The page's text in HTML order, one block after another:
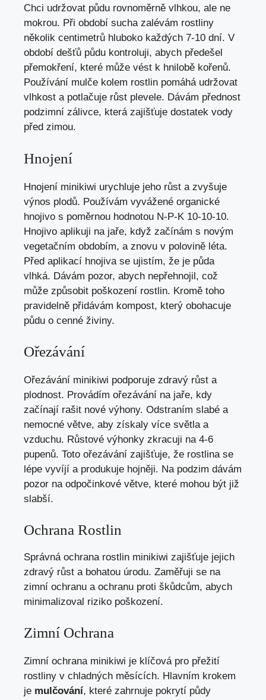
Chci udržovat půdu rovnoměrně vlhkou, ale ne
mokrou. Při období sucha zalévám rostliny
několik centimetrů hluboko každých 7-10 dní. V
období dešťů půdu kontroluji, abych předešel
přemokření, které může vést k hnilobě kořenů.
Používání mulče kolem rostlin pomáhá udržovat
vlhkost a potlačuje růst plevele. Dávám přednost
podzimní zálivce, která zajišťuje dostatek vody
před zimou.
Hnojení
Hnojení minikiwi urychluje jeho růst a zvyšuje
výnos plodů. Používám vyvážené organické
hnojivo s poměrnou hodnotou N-P-K 10-10-10.
Hnojivo aplikuji na jaře, když začínám s novým
vegetačním obdobím, a znovu v polovině léta.
Před aplikací hnojiva se ujistím, že je půda
vlhká. Dávám pozor, abych nepřehnojil, což
může způsobit poškození rostlin. Kromě toho
pravidelně přidávám kompost, který obohacuje
půdu o cenné živiny.
Ořezávání
Ořezávání minikiwi podporuje zdravý růst a
plodnost. Provádím ořezávání na jaře, kdy
začínají rašit nové výhony. Odstraním slabé a
nemocné větve, aby získaly více světla a
vzduchu. Růstové výhonky zkracuji na 4-6
pupenů. Toto ořezávání zajišťuje, že rostlina se
lépe vyvíjí a produkuje hojněji. Na podzim dávám
pozor na odpočinkové větve, které mohou být již
slabší.
Ochrana Rostlin
Správná ochrana rostlin minikiwi zajišťuje jejich
zdravý růst a bohatou úrodu. Zaměřuji se na
zimní ochranu a ochranu proti škůdcům, abych
minimalizoval riziko poškození.
Zimní Ochrana
Zimní ochrana minikiwi je klíčová pro přežití
rostliny v chladných měsících. Hlavním krokem
je mulčování, které zahrnuje pokrytí půdy